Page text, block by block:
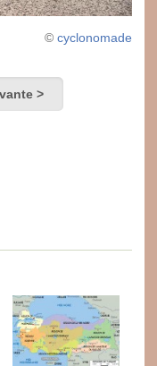
© cyclonomade
>